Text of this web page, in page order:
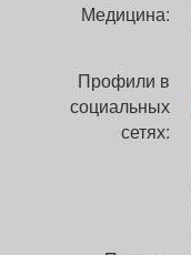
Медицина:
Профили в
социальных
сетях: